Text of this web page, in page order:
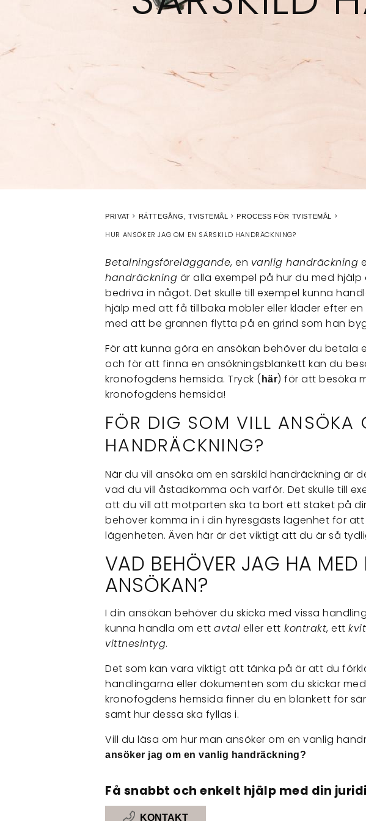
PRIVAT RÄTTEGÅNG, TVISTEMÅL PROCESS FÖR TVISTEMÅL
HUR ANSÖKER JAG OM EN SÄRSKILD HANDRÄCKNING?
Betalningsföreläggande, en vanlig handräckning
handräckning är alla exempel på hur du med
bedriva in något. Det skulle till exempel kunna
hjälp med att få tillbaka möbler eller kläder efter en
med att be grannen flytta på en grind som han
För att kunna göra en ansökan behöver du betala
och för att finna en ansökningsblankett kan du
kronofogdens hemsida. Tryck ( här) för att besöka
kronofogdens hemsida!
FÖR DIG SOM VILL ANSÖKA
HANDRÄCKNING?
När du vill ansöka om en särskild handräckning är
vad du vill åstadkomma och varför. Det skulle till
att du vill att motparten ska ta bort ett staket på
behöver komma in i din hyresgästs lägenhet för
lägenheten. Även här är det viktigt att du är så
VAD BEHÖVER JAG HA MED
ANSÖKAN?
I din ansökan behöver du skicka med vissa
kunna handla om ettavtal eller ett kontrakt, ett
vittnesintyg.
Det som kan vara viktigt att tänka på är att du
handlingarna eller dokumenten som du skickar
kronofogdens hemsida finner du en blankett för
samt hur dessa ska fyllas i.
Vill du läsa om hur man ansöker om en vanlig
ansöker jag om en vanlig handräckning?
Få snabbt och enkelt hjälp med din
KONTAKT